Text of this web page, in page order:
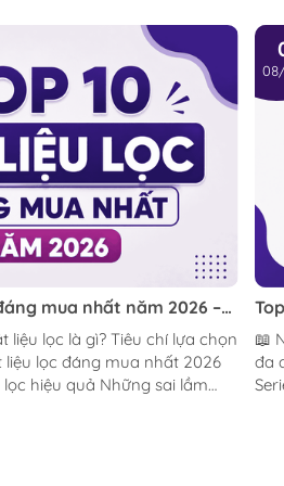
hồ.
mua nhất năm 2026 –
hệ vi sinh khỏe và hồ
liệu lọc đáng mua nhất 2026
hiệu quả Những sai lầm
📖 Nội
đa